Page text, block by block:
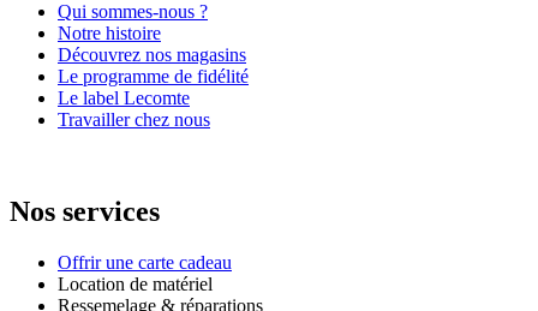
Qui sommes-nous ?
Notre histoire
Découvrez nos magasins
Le programme de fidélité
Le label Lecomte
Travailler chez nous
Nos services
Offrir une carte cadeau
Location de matériel
Ressemelage & réparations